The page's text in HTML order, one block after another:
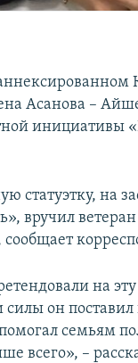
Асанова –
инициативы
статуэтку, на
вручил
на
он
семьям
всего», –